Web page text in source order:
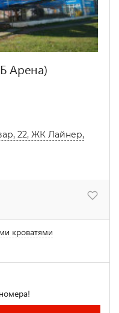
Арена)
22, ЖК Лайнер,
кроватями